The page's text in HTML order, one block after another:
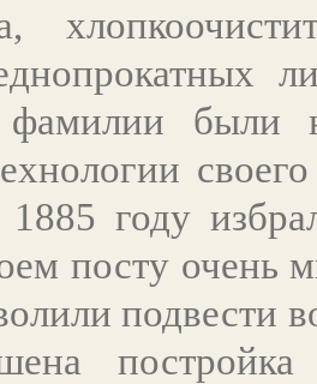
фамилии были
1885 году
посту очень
подвести